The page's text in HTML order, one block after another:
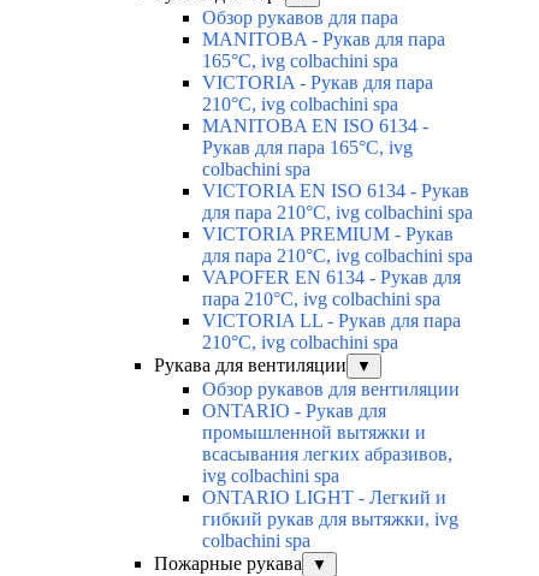
Обзор рукавов для пара
MANITOBA - Рукав для пара
165°C, ivg colbachini spa
VICTORIA - Рукав для пара
210°C, ivg colbachini spa
MANITOBA EN ISO 6134 -
Рукав для пара 165°C, ivg
colbachini spa
VICTORIA EN ISO 6134 - Рукав
для пара 210°C, ivg colbachini spa
VICTORIA PREMIUM - Рукав
для пара 210°C, ivg colbachini spa
VAPOFER EN 6134 - Рукав для
пара 210°C, ivg colbachini spa
VICTORIA LL - Рукав для пара
210°C, ivg colbachini spa
Рукава для вентиляции
▼
Обзор рукавов для вентиляции
ONTARIO - Рукав для
промышленной вытяжки и
всасывания легких абразивов,
ivg colbachini spa
ONTARIO LIGHT - Легкий и
гибкий рукав для вытяжки, ivg
colbachini spa
Пожарные рукава
▼